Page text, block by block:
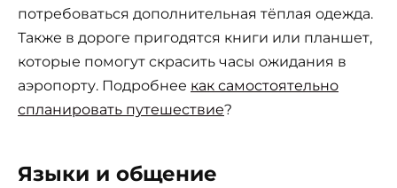
потребоваться дополнительная тёплая одежда.
Также в дороге пригодятся книги или планшет,
которые помогут скрасить часы ожидания в
аэропорту. Подробнее как самостоятельно
спланировать путешествие?
Языки и общение